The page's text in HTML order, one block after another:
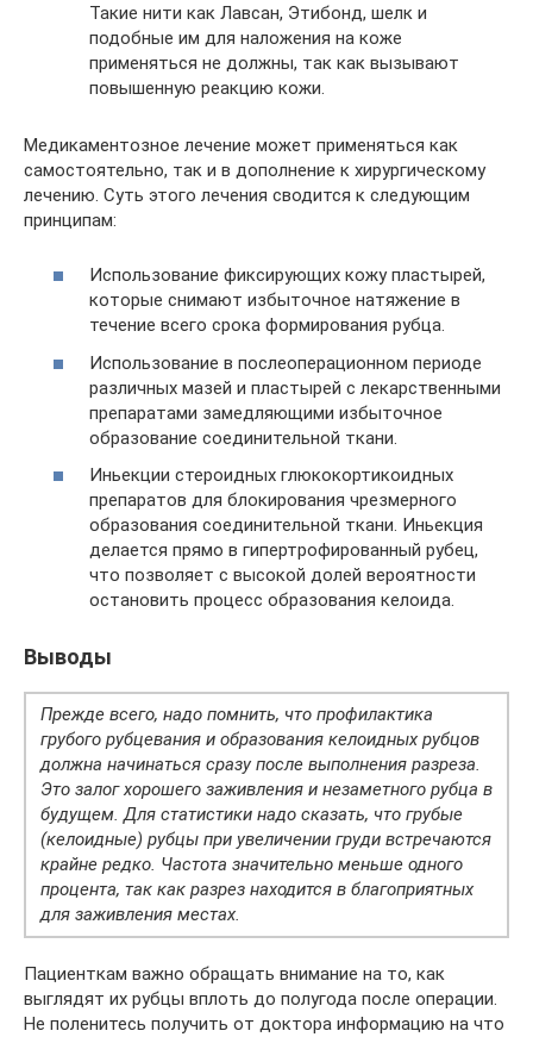
Такие нити как Лавсан, Этибонд, шелк и
подобные им для наложения на коже
применяться не должны, так как вызывают
повышенную реакцию кожи.
Медикаментозное лечение может применяться как
самостоятельно, так и в дополнение к хирургическому
лечению. Суть этого лечения сводится к следующим
принципам:
Использование фиксирующих кожу пластырей,
которые снимают избыточное натяжение в
течение всего срока формирования рубца.
Использование в послеоперационном периоде
различных мазей и пластырей с лекарственными
препаратами замедляющими избыточное
образование соединительной ткани.
Иньекции стероидных глюкокортикоидных
препаратов для блокирования чрезмерного
образования соединительной ткани. Иньекция
делается прямо в гипертрофированный рубец,
что позволяет с высокой долей вероятности
остановить процесс образования келоида.
Выводы
Прежде всего, надо помнить, что профилактика
грубого рубцевания и образования келоидных рубцов
должна начинаться сразу после выполнения разреза.
Это залог хорошего заживления и незаметного рубца в
будущем. Для статистики надо сказать, что грубые
(келоидные) рубцы при увеличении груди встречаются
крайне редко. Частота значительно меньше одного
процента, так как разрез находится в благоприятных
для заживления местах.
Пациенткам важно обращать внимание на то, как
выглядят их рубцы вплоть до полугода после операции.
Не поленитесь получить от доктора информацию на что